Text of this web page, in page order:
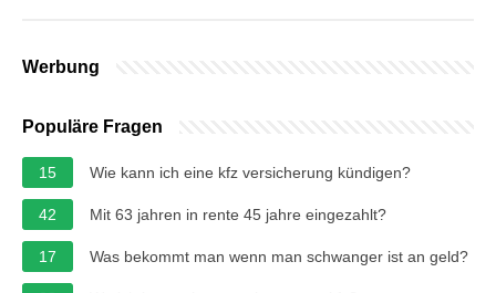
Werbung
Populäre Fragen
15 Wie kann ich eine kfz versicherung kündigen?
42 Mit 63 jahren in rente 45 jahre eingezahlt?
17 Was bekommt man wenn man schwanger ist an geld?